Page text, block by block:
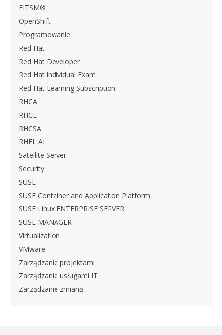
FITSM®
OpenShift
Programowanie
Red Hat
Red Hat Developer
Red Hat individual Exam
Red Hat Learning Subscription
RHCA
RHCE
RHCSA
RHEL AI
Satellite Server
Security
SUSE
SUSE Container and Application Platform
SUSE Linux ENTERPRISE SERVER
SUSE MANAGER
Virtualization
VMware
Zarządzanie projektami
Zarządzanie usługami IT
Zarządzanie zmianą